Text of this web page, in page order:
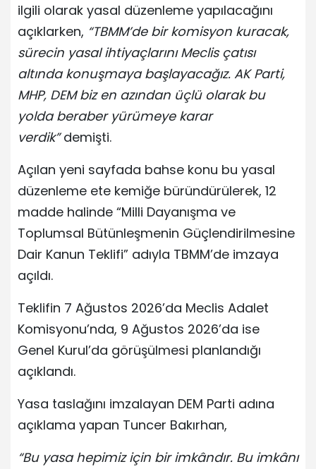
ilgili olarak yasal düzenleme yapılacağını
açıklarken, “TBMM’de bir komisyon kuracak,
sürecin yasal ihtiyaçlarını Meclis çatısı
altında konuşmaya başlayacağız. AK Parti,
MHP, DEM biz en azından üçlü olarak bu
yolda beraber yürümeye karar
verdik”demişti.
Açılan yeni sayfada bahse konu bu yasal
düzenleme ete kemiğe büründürülerek, 12
madde halinde “Milli Dayanışma ve
Toplumsal Bütünleşmenin Güçlendirilmesine
Dair Kanun Teklifi” adıyla TBMM’de imzaya
açıldı.
Teklifin 7 Ağustos 2026’da Meclis Adalet
Komisyonu’nda, 9 Ağustos 2026’da ise
Genel Kurul’da görüşülmesi planlandığı
açıklandı.
Yasa taslağını imzalayan DEM Parti adına
açıklama yapan Tuncer Bakırhan,
“Bu yasa hepimiz için bir imkândır. Bu imkânı